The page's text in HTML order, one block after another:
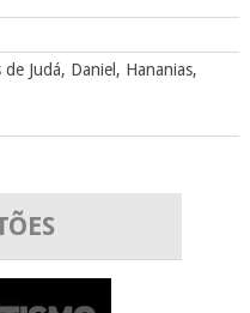
Judá, Daniel, Hananias,